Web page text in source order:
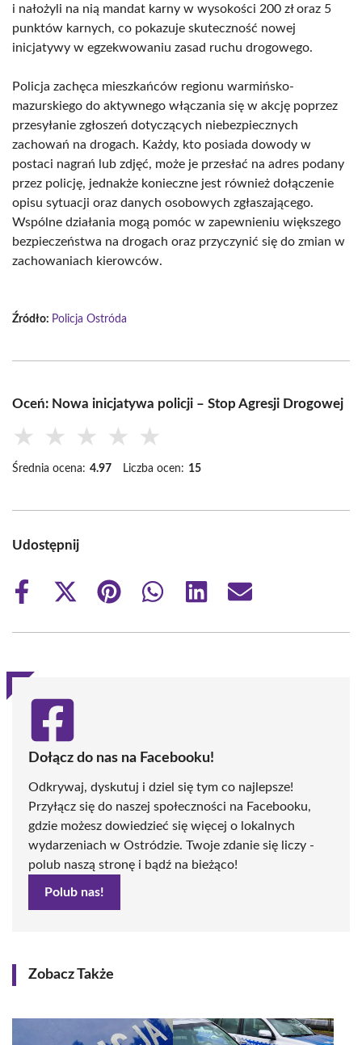
i nałożyli na nią mandat karny w wysokości 200 zł oraz 5
punktów karnych, co pokazuje skuteczność nowej
inicjatywy w egzekwowaniu zasad ruchu drogowego.
Policja zachęca mieszkańców regionu warmińsko-
mazurskiego do aktywnego włączania się w akcję poprzez
przesyłanie zgłoszeń dotyczących niebezpiecznych
zachowań na drogach. Każdy, kto posiada dowody w
postaci nagrań lub zdjęć, może je przesłać na adres podany
przez policję, jednakże konieczne jest również dołączenie
opisu sytuacji oraz danych osobowych zgłaszającego.
Wspólne działania mogą pomóc w zapewnieniu większego
bezpieczeństwa na drogach oraz przyczynić się do zmian w
zachowaniach kierowców.
Źródło: Policja Ostróda
Oceń: Nowa inicjatywa policji – Stop Agresji Drogowej
★ ★ ★ ★ ★
Średnia ocena: 4.97 Liczba ocen: 15
Udostępnij
Share
Share
(Twitter)
Share
Share
Share
Share
Dołącz do nas na Facebooku!
Odkrywaj, dyskutuj i dziel się tym co najlepsze!
Przyłącz się do naszej społeczności na Facebooku,
gdzie możesz dowiedzieć się więcej o lokalnych
wydarzeniach w Ostródzie. Twoje zdanie się liczy -
polub naszą stronę i bądź na bieżąco!
Polub nas!
Zobacz Także